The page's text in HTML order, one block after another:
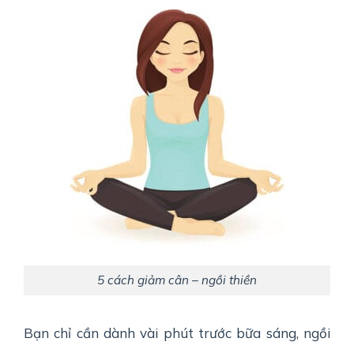
5 cách giảm cân – ngồi thiền
Bạn chỉ cần dành vài phút trước bữa sáng, ngồi